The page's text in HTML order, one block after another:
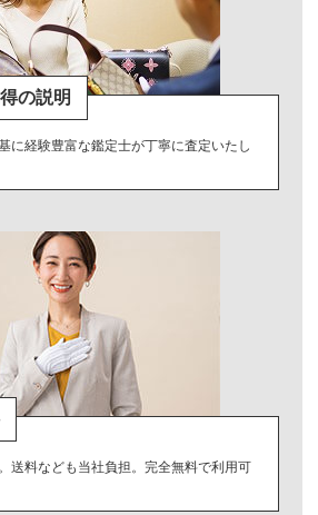
の説明
に経験豊富な鑑定士が丁寧に査定いたし
送料なども当社負担。完全無料で利用可